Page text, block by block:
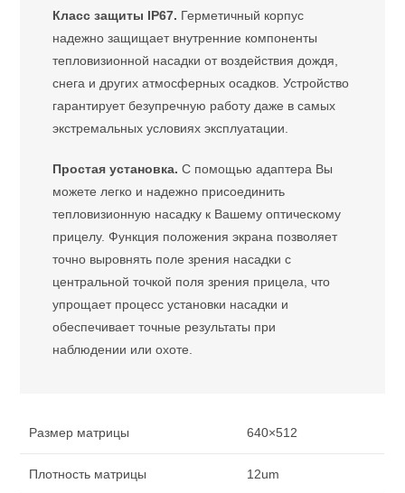
Класс защиты IP67. Герметичный корпус
надежно защищает внутренние компоненты
тепловизионной насадки от воздействия дождя,
снега и других атмосферных осадков. Устройство
гарантирует безупречную работу даже в самых
экстремальных условиях эксплуатации.
Простая установка. С помощью адаптера Вы
можете легко и надежно присоединить
тепловизионную насадку к Вашему оптическому
прицелу. Функция положения экрана позволяет
точно выровнять поле зрения насадки с
центральной точкой поля зрения прицела, что
упрощает процесс установки насадки и
обеспечивает точные результаты при
наблюдении или охоте.
Размер матрицы 640×512
Плотность матрицы 12um